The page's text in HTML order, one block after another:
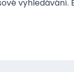
vyhledávání.